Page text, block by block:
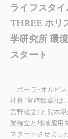
ライフスタ
THREE ホリ
学研究所 環
スタート
ポーラ・オルビ
社長：宮﨑稔章）は
宮野敬之）と熊本
業確立と地域雇用
スタートさせまし